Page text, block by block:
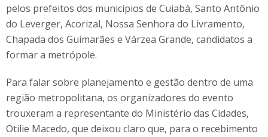
pelos prefeitos dos municípios de Cuiabá, Santo Antônio
do Leverger, Acorizal, Nossa Senhora do Livramento,
Chapada dos Guimarães e Várzea Grande, candidatos a
formar a metrópole.
Para falar sobre planejamento e gestão dentro de uma
região metropolitana, os organizadores do evento
trouxeram a representante do Ministério das Cidades,
Otilie Macedo, que deixou claro que, para o recebimento